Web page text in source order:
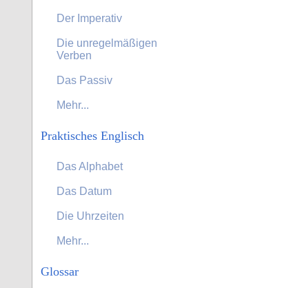
Der Imperativ
Die unregelmäßigen
Verben
Das Passiv
Mehr...
Praktisches Englisch
Das Alphabet
Das Datum
Die Uhrzeiten
Mehr...
Glossar